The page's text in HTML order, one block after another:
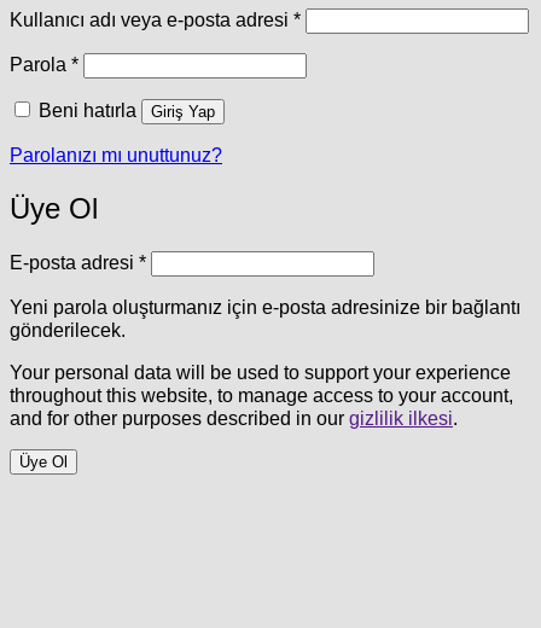
Kullanıcı adı veya e-posta adresi *Gerekli
Parola *Gerekli
Beni hatırla Giriş Yap
Parolanızı mı unuttunuz?
Üye Ol
E-posta adresi *Gerekli
Yeni parola oluşturmanız için e-posta adresinize bir bağlantı
gönderilecek.
Your personal data will be used to support your experience
throughout this website, to manage access to your account,
and for other purposes described in our gizlilik ilkesi.
Üye Ol